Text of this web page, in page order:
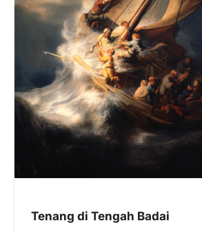
Tenang di Tengah Badai